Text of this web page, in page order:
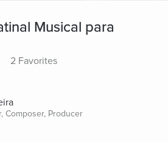
Musical para
2 Favorites
Composer, Producer